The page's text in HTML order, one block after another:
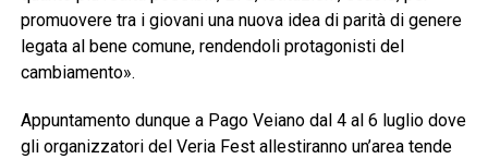
promuovere tra i giovani una nuova idea di parità di genere
legata al bene comune, rendendoli protagonisti del
cambiamento».
Appuntamento dunque a Pago Veiano dal 4 al 6 luglio dove
gli organizzatori del Veria Fest allestiranno un’area tende